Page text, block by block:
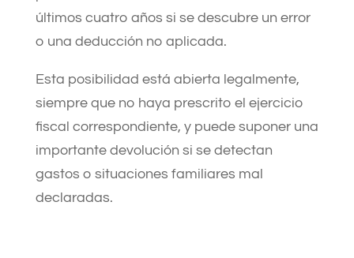
últimos cuatro años si se descubre un error
o una deducción no aplicada.
Esta posibilidad está abierta legalmente,
siempre que no haya prescrito el ejercicio
fiscal correspondiente, y puede suponer una
importante devolución si se detectan
gastos o situaciones familiares mal
declaradas.